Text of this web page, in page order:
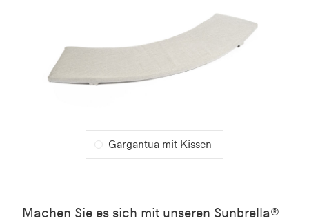
Gargantua mit Kissen
Machen Sie es sich mit unseren Sunbrella®